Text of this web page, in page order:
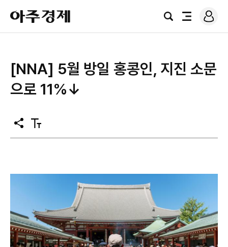
아
주
경
검
전
로
그
[NNA] 5월 방일 홍콩인, 지진 소문
으로 11%↓
공
유
텍
스